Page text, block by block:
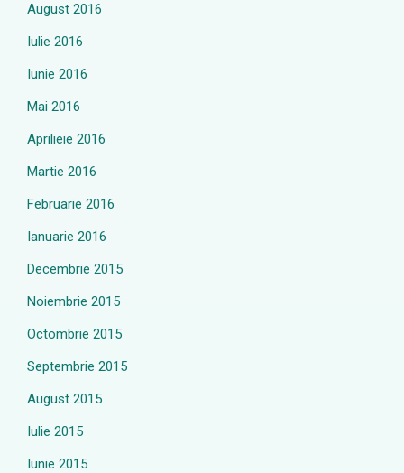
August 2016
Iulie 2016
Iunie 2016
Mai 2016
Aprilieie 2016
Martie 2016
Februarie 2016
Ianuarie 2016
Decembrie 2015
Noiembrie 2015
Octombrie 2015
Septembrie 2015
August 2015
Iulie 2015
Iunie 2015